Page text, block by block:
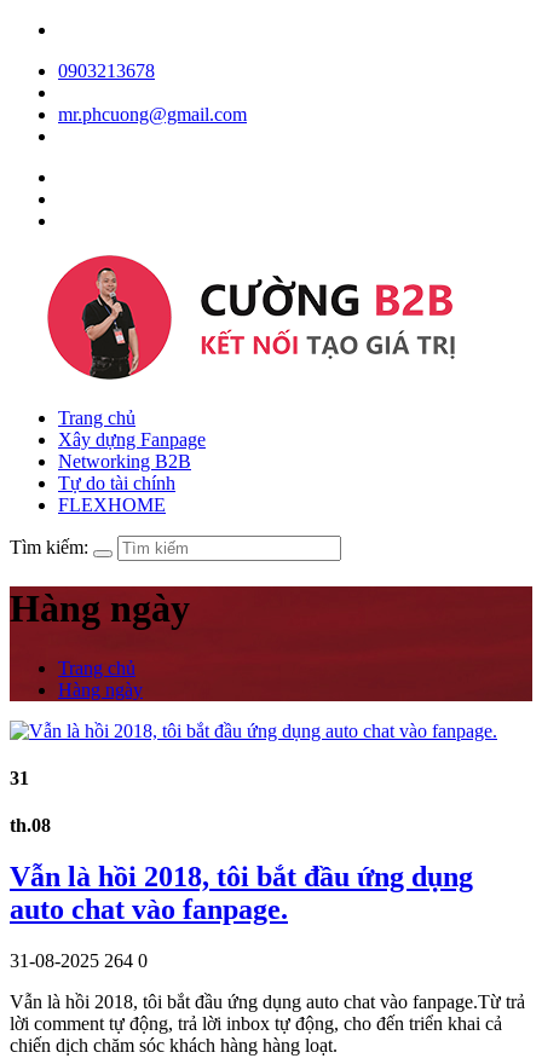
0903213678
mr.phcuong@gmail.com
Trang chủ
Xây dựng Fanpage
Networking B2B
Tự do tài chính
FLEXHOME
Tìm kiếm:
Hàng ngày
Trang chủ
Hàng ngày
31
th.08
Vẫn là hồi 2018, tôi bắt đầu ứng dụng
auto chat vào fanpage.
31-08-2025 264 0
Vẫn là hồi 2018, tôi bắt đầu ứng dụng auto chat vào fanpage.Từ trả
lời comment tự động, trả lời inbox tự động, cho đến triển khai cả
chiến dịch chăm sóc khách hàng hàng loạt.